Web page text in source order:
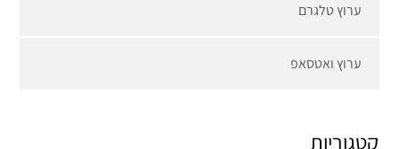
ערוץ טלגרם
ערוץ ואטסאפ
קטגוריות